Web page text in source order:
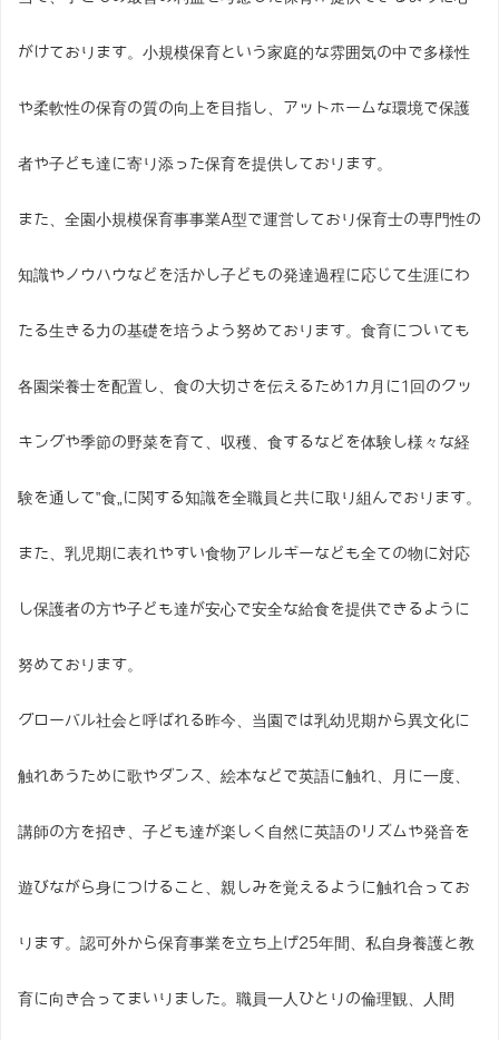
がけております。小規模保育という家庭的な雰囲気の中で多様性
や柔軟性の保育の質の向上を目指し、アットホームな環境で保護
者や子ども達に寄り添った保育を提供しております。
また、全園小規模保育事事業A型で運営しており保育士の専門性の
知識やノウハウなどを活かし子どもの発達過程に応じて生涯にわ
たる生きる力の基礎を培うよう努めております。食育についても
各園栄養士を配置し、食の大切さを伝えるため1カ月に1回のクッ
キングや季節の野菜を育て、収穫、食するなどを体験し様々な経
験を通して‟食„に関する知識を全職員と共に取り組んでおります。
また、乳児期に表れやすい食物アレルギーなども全ての物に対応
し保護者の方や子ども達が安心で安全な給食を提供できるように
努めております。
グローバル社会と呼ばれる昨今、当園では乳幼児期から異文化に
触れあうために歌やダンス、絵本などで英語に触れ、月に一度、
講師の方を招き、子ども達が楽しく自然に英語のリズムや発音を
遊びながら身につけること、親しみを覚えるように触れ合ってお
ります。認可外から保育事業を立ち上げ25年間、私自身養護と教
育に向き合ってまいりました。職員一人ひとりの倫理観、人間